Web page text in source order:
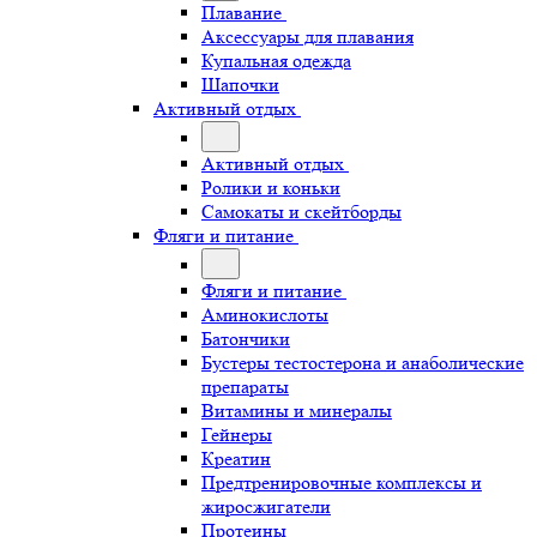
Плавание
Аксессуары для плавания
Купальная одежда
Шапочки
Активный отдых
Активный отдых
Ролики и коньки
Самокаты и скейтборды
Фляги и питание
Фляги и питание
Аминокислоты
Батончики
Бустеры тестостерона и анаболические
препараты
Витамины и минералы
Гейнеры
Креатин
Предтренировочные комплексы и
жиросжигатели
Протеины